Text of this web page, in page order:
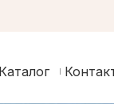
Каталог